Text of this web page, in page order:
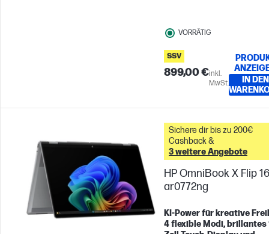
VORRÄTIG
SSV
899,00 €inkl.
MwSt.
IN DEN
Sichere dir bis zu 200€
Cashback &
3 weitere Angebote
HP OmniBook X Flip
ar0772ng
KI-Power für kreative
4 flexible Modi, brillantes